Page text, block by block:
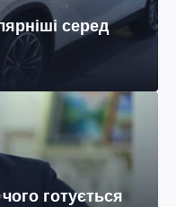
серед
готується